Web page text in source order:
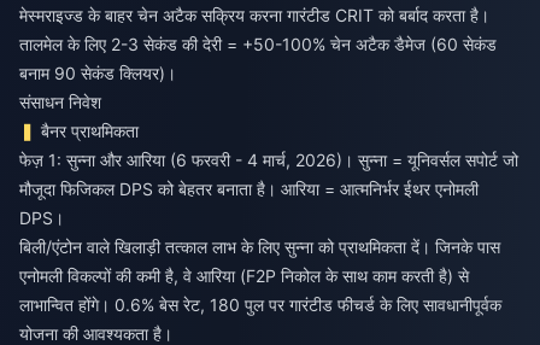
मेस्मराइज्ड के बाहर चेन अटैक सक्रिय करना गारंटीड CRIT को बर्बाद करता है।
तालमेल के लिए 2-3 सेकंड की देरी = +50-100% चेन अटैक डैमेज (60 सेकंड
बनाम 90 सेकंड क्लियर)।
संसाधन निवेश
बैनर प्राथमिकता
फेज़ 1: सुन्ना और आरिया (6 फरवरी - 4 मार्च, 2026)। सुन्ना = यूनिवर्सल सपोर्ट जो
मौजूदा फिजिकल DPS को बेहतर बनाता है। आरिया = आत्मनिर्भर ईथर एनोमली
DPS।
बिली/एंटोन वाले खिलाड़ी तत्काल लाभ के लिए सुन्ना को प्राथमिकता दें। जिनके पास
एनोमली विकल्पों की कमी है, वे आरिया (F2P निकोल के साथ काम करती है) से
लाभान्वित होंगे। 0.6% बेस रेट, 180 पुल पर गारंटीड फीचर्ड के लिए सावधानीपूर्वक
योजना की आवश्यकता है।